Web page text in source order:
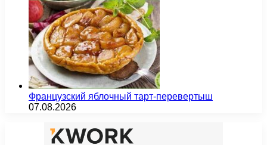
Французский яблочный тарт-перевертыш
07.08.2026